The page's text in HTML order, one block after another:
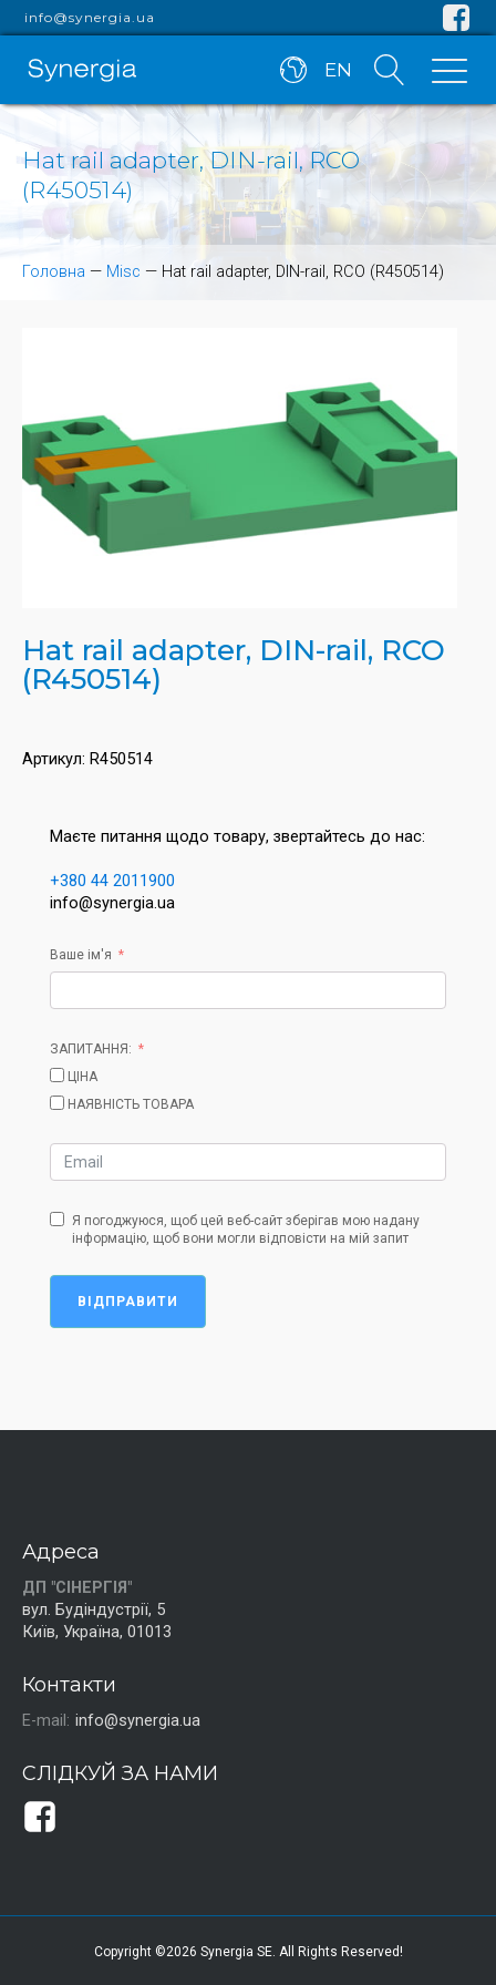
info@synergia.ua
EN
Hat rail adapter, DIN-rail, RCO
(R450514)
Головна — Misc — Hat rail adapter, DIN-rail, RCO (R450514)
Hat rail adapter, DIN-rail, RCO
(R450514)
Артикул: R450514
Маєте питання щодо товару, звертайтесь до нас:
+380 44 2011900
info@synergia.ua
Ваше ім'я
ЗАПИТАННЯ:
ЦІНА
НАЯВНІСТЬ ТОВАРА
Я погоджуюся, щоб цей веб-сайт зберігав мою надану
інформацію, щоб вони могли відповісти на мій запит
ВІДПРАВИТИ
Адреса
ДП "СІНЕРГІЯ"
вул. Будіндустрії, 5
Київ, Україна, 01013
Контакти
E-mail: info@synergia.ua
СЛІДКУЙ ЗА НАМИ
Copyright ©2026 Synergia SE. All Rights Reserved!